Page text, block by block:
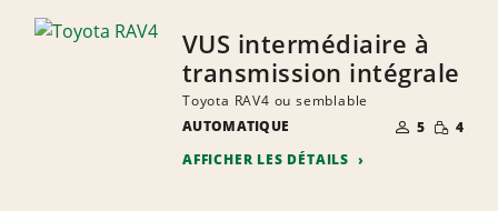
VUS intermédiaire à
transmission intégrale
Toyota RAV4 ou semblable
AUTOMATIQUE
NOMBRE DE
PERSONNES
5 RÉDUITE
4
AFFICHER LES DÉTAILS